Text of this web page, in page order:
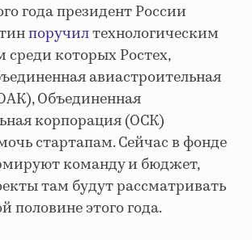
года президент России
поручилтехнологическим
среди которых Ростех,
авиастроительная
Объединенная
корпорация (ОСК)
стартапам. Сейчас в фонде
команду и бюджет,
там будут рассматривать
половине этого года.